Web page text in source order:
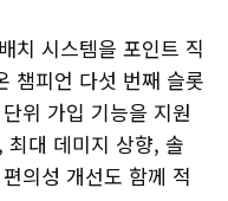
치 시스템을 포인트 직
챔피언 다섯 번째 슬롯
위 가입 기능을 지원
대 데미지 상향, 솔
의성 개선도 함께 적